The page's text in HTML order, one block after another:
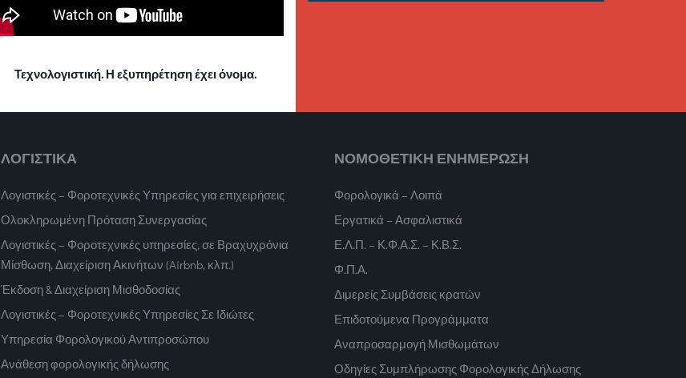
Τεχνολογιστική. Η εξυπηρέτηση έχει όνομα.
ΛΟΓΙΣΤΙΚΑ
Λογιστικές – Φοροτεχνικές Υπηρεσίες για επιχειρήσεις
Ολοκληρωμένη Πρόταση Συνεργασίας
Λογιστικές – Φοροτεχνικές υπηρεσίες, σε Βραχυχρόνια
Μίσθωση, Διαχείριση Ακινήτων (Airbnb, κλπ.)
Έκδοση & Διαχείριση Μισθοδοσίας
Λογιστικές – Φοροτεχνικές Υπηρεσίες Σε Ιδιώτες
Υπηρεσία Φορολογικού Αντιπροσώπου
Ανάθεση φορολογικής δήλωσης
ΝΟΜΟΘΕΤΙΚΗ ΕΝΗΜΕΡΩΣΗ
Φορολογικά – Λοιπά
Εργατικά – Ασφαλιστικά
Ε.Λ.Π. – Κ.Φ.Α.Σ. – Κ.Β.Σ.
Φ.Π.Α.
Διμερείς Συμβάσεις κρατών
Επιδοτούμενα Προγράμματα
Αναπροσαρμογή Μισθωμάτων
Οδηγίες Συμπλήρωσης Φορολογικής Δήλωσης